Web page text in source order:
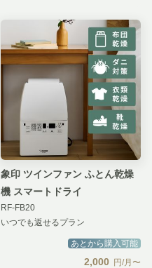
象印 ツインファン ふとん乾燥
機 スマートドライ
RF-FB20
いつでも返せるプラン
あとから購入可能
2,000 円/月〜